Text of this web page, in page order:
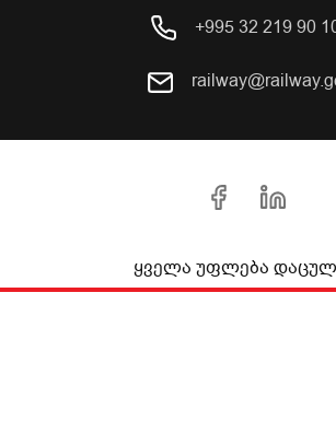
+995 32 219 90
ყველა უფლება